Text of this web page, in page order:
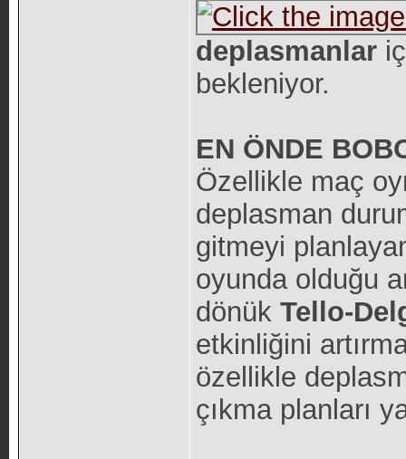
deplasmanlar
bekleniyor.
EN ÖNDE
Özellikle maç
deplasman
gitmeyi
oyunda olduğu
dönük Tello-
etkinliğini
özellikle
çıkma planları